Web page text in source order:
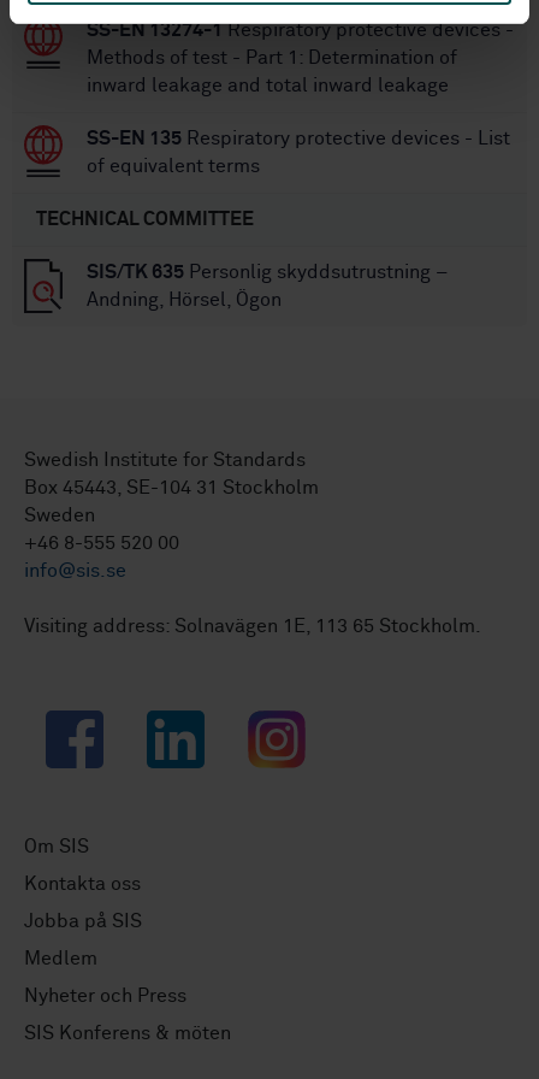
SS-EN 13274-1Respiratory protective devices -
Methods of test - Part 1: Determination of
inward leakage and total inward leakage
SS-EN 135 Respiratory protective devices - List
of equivalent terms
TECHNICAL COMMITTEE
SIS/TK 635 Personlig skyddsutrustning –
Andning, Hörsel, Ögon
Swedish Institute for Standards
Box 45443, SE-104 31 Stockholm
Sweden
+46 8-555 520 00
info@sis.se
Visiting address: Solnavägen 1E, 113 65 Stockholm.
Facebook LinkedIn Instagram
Om SIS
Kontakta oss
Jobba på SIS
Medlem
Nyheter och Press
SIS Konferens & möten